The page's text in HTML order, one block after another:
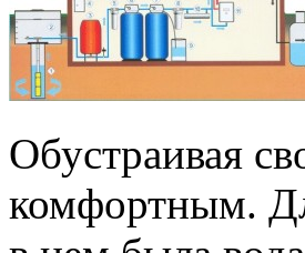
Обустраивая
комфортным.